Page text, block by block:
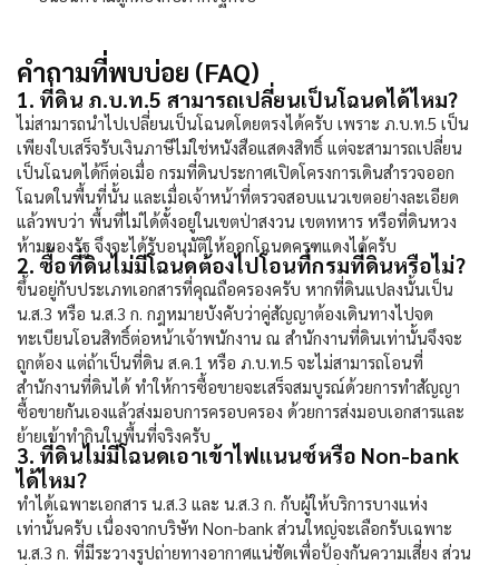
คำถามที่พบบ่อย (FAQ)
1. ที่ดิน ภ.บ.ท.5 สามารถเปลี่ยนเป็นโฉนดได้ไหม?
ไม่สามารถนำไปเปลี่ยนเป็นโฉนดโดยตรงได้ครับ เพราะ ภ.บ.ท.5 เป็น
เพียงใบเสร็จรับเงินภาษีไม่ใช่หนังสือแสดงสิทธิ์ แต่จะสามารถเปลี่ยน
เป็นโฉนดได้ก็ต่อเมื่อ กรมที่ดินประกาศเปิดโครงการเดินสำรวจออก
โฉนดในพื้นที่นั้น และเมื่อเจ้าหน้าที่ตรวจสอบแนวเขตอย่างละเอียด
แล้วพบว่า พื้นที่ไม่ได้ตั้งอยู่ในเขตป่าสงวน เขตทหาร หรือที่ดินหวง
ห้ามของรัฐ จึงจะได้รับอนุมัติให้ออกโฉนดครุฑแดงได้ครับ
2. ซื้อที่ดินไม่มีโฉนดต้องไปโอนที่กรมที่ดินหรือไม่?
ขึ้นอยู่กับประเภทเอกสารที่คุณถือครองครับ หากที่ดินแปลงนั้นเป็น
น.ส.3 หรือ น.ส.3 ก. กฎหมายบังคับว่าคู่สัญญาต้องเดินทางไปจด
ทะเบียนโอนสิทธิ์ต่อหน้าเจ้าพนักงาน ณ สำนักงานที่ดินเท่านั้นจึงจะ
ถูกต้อง แต่ถ้าเป็นที่ดิน ส.ค.1 หรือ ภ.บ.ท.5 จะไม่สามารถโอนที่
สำนักงานที่ดินได้ ทำให้การซื้อขายจะเสร็จสมบูรณ์ด้วยการทำสัญญา
ซื้อขายกันเองแล้วส่งมอบการครอบครอง ด้วยการส่งมอบเอกสารและ
ย้ายเข้าทำกินในพื้นที่จริงครับ
3. ที่ดินไม่มีโฉนดเอาเข้าไฟแนนซ์หรือ Non-bank
ได้ไหม?
ทำได้เฉพาะเอกสาร น.ส.3 และ น.ส.3 ก. กับผู้ให้บริการบางแห่ง
เท่านั้นครับ เนื่องจากบริษัท Non-bank ส่วนใหญ่จะเลือกรับเฉพาะ
น.ส.3 ก. ที่มีระวางรูปถ่ายทางอากาศแน่ชัดเพื่อป้องกันความเสี่ยง ส่วน